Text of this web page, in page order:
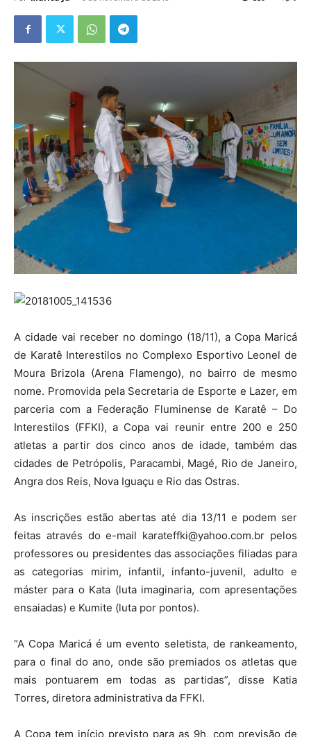
A cidade vai receber no domingo (18/11), a Copa Maricá
de Karatê Interestilos no Complexo Esportivo Leonel de
Moura Brizola (Arena Flamengo), no bairro de mesmo
nome. Promovida pela Secretaria de Esporte e Lazer, em
parceria com a Federação Fluminense de Karatê – Do
Interestilos (FFKI), a Copa vai reunir entre 200 e 250
atletas a partir dos cinco anos de idade, também das
cidades de Petrópolis, Paracambi, Magé, Rio de Janeiro,
Angra dos Reis, Nova Iguaçu e Rio das Ostras.
As inscrições estão abertas até dia 13/11 e podem ser
feitas através do e-mail karateffki@yahoo.com.br pelos
professores ou presidentes das associações filiadas para
as categorias mirim, infantil, infanto-juvenil, adulto e
máster para o Kata (luta imaginaria, com apresentações
ensaiadas) e Kumite (luta por pontos).
“A Copa Maricá é um evento seletista, de rankeamento,
para o final do ano, onde são premiados os atletas que
mais pontuarem em todas as partidas”, disse Katia
Torres, diretora administrativa da FFKI.
A Copa tem início previsto para as 9h, com previsão de